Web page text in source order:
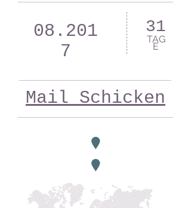
08.201
7
31
TAG
E
Mail Schicken